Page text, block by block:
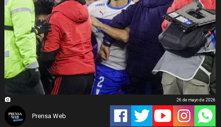
Prensa Web
26 de mayo de 2026